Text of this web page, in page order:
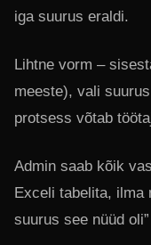
iga suurus eraldi.
Lihtne vorm –
meeste), vali
protsess võtab
Admin saab kõik
Exceli tabelita, ilma
suurus see nüüd